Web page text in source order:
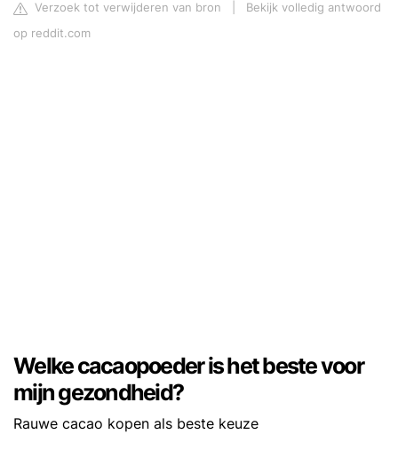
Verzoek tot verwijderen van bron
Bekijk volledig antwoord
op reddit.com
Welke cacaopoeder is het beste voor
mijn gezondheid?
Rauwe cacao kopen als beste keuze